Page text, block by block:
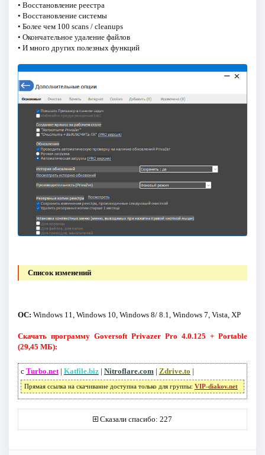
• Восстановление реестра
• Восстановление системы
• Более чем 100 scans / cleanups
• Окончательное удаление файлов
• И много других полезных функций
Список изменений
ОС: Windows 11, Windows 10, Windows 8/ 8.1, Windows 7, Vista, XP
Скачать программу Goversoft Privazer Pro 4.0.125 + Portable
(29,45 МБ):
с Turbo.net| Katfile.biz| Nitroflare.com| Zdrive.to |
Прямая ссылка на скачивание доступна только для группы: VIP-diakov.net
Сказали спасибо: 227